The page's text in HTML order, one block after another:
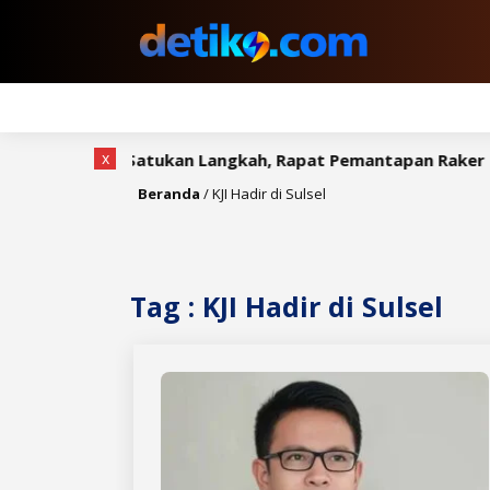
KJI Sulsel Satukan Langkah, Rapat Pemantapan Raker
Beranda /KJI Hadir di Sulsel
Tag : KJI Hadir di Sulsel
x